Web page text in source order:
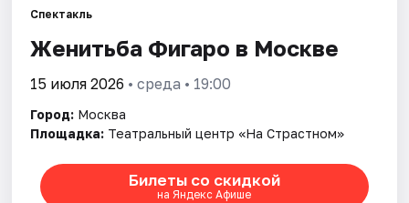
Спектакль
Женитьба Фигаро в Москве
15 июля 2026 • среда • 19:00
Город: Москва
Площадка: Театральный центр «На Страстном»
Билеты со скидкой
на Яндекс Афише